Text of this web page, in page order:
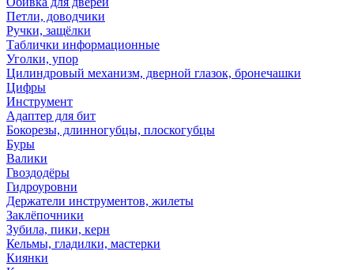
Петли, доводчики
Ручки, защёлки
Таблички информационные
Уголки, упор
Цилиндровый механизм, дверной глазок, бронечашки
Цифры
Инструмент
Адаптер для бит
Бокорезы, длинногубцы, плоскогубцы
Буры
Валики
Гвоздодёры
Гидроуровни
Держатели инструментов, жилеты
Заклёпочники
Зубила, пики, керн
Кельмы, гладилки, мастерки
Киянки